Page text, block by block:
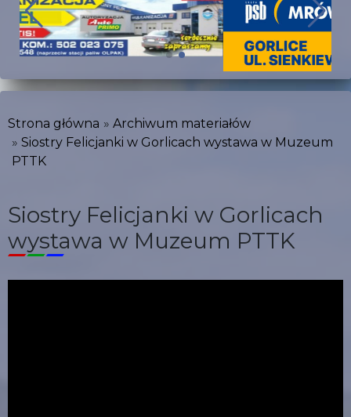
Strona główna
Archiwum materiałów
Siostry Felicjanki w Gorlicach wystawa w Muzeum
PTTK
Siostry Felicjanki w Gorlicach
wystawa w Muzeum PTTK